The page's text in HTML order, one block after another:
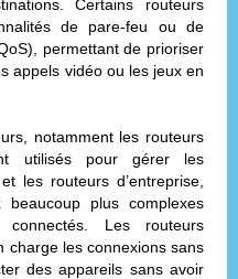
Certains routeurs
de pare-feu ou de
permettant de prioriser
appels vidéo ou les jeux en
notamment les routeurs
utilisés pour gérer les
les routeurs d’entreprise,
plus complexes
connectés. Les routeurs
charge les connexions sans
des appareils sans avoir